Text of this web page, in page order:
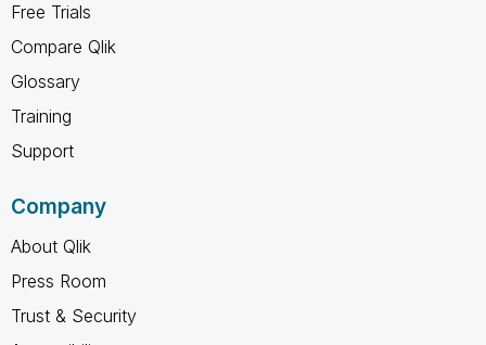
Free Trials
Compare Qlik
Glossary
Training
Support
Company
About Qlik
Press Room
Trust & Security